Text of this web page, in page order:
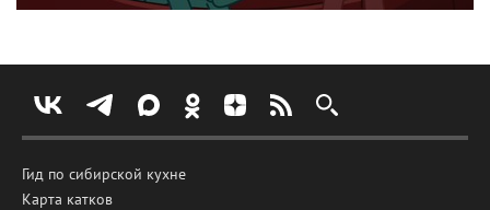
Гид по сибирской кухне
Карта катков